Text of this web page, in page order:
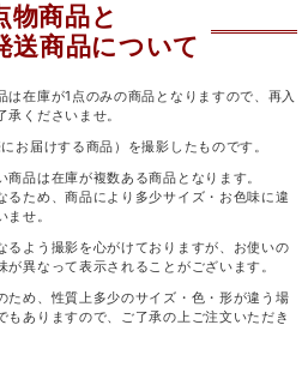
物商品と
送商品について
在庫が1点のみの商品となりますので、再入
くださいませ。
お届けする商品）を撮影したものです。
品は在庫が複数ある商品となります。
るため、商品により多少サイズ・お色味に違
せ。
るよう撮影を心がけておりますが、お使いの
異なって表示されることがございます。
ため、性質上多少のサイズ・色・形が違う場
もありますので、ご了承の上ご注文いただき